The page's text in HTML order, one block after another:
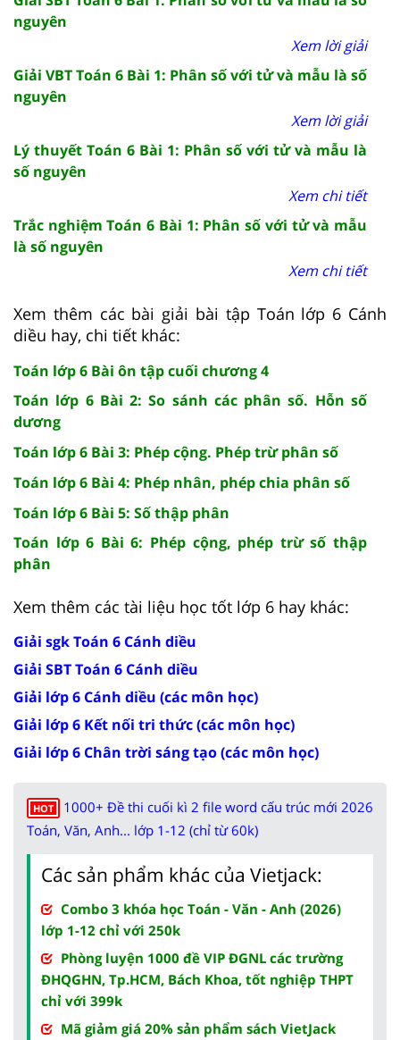
nguyên
Xem lời giải
Giải VBT Toán 6 Bài 1: Phân số với tử và mẫu là số
nguyên
Xem lời giải
Lý thuyết Toán 6 Bài 1: Phân số với tử và mẫu là
số nguyên
Xem chi tiết
Trắc nghiệm Toán 6 Bài 1: Phân số với tử và mẫu
là số nguyên
Xem chi tiết
Xem thêm các bài giải bài tập Toán lớp 6 Cánh
diều hay, chi tiết khác:
Toán lớp 6 Bài ôn tập cuối chương 4
Toán lớp 6 Bài 2: So sánh các phân số. Hỗn số
dương
Toán lớp 6 Bài 3: Phép cộng. Phép trừ phân số
Toán lớp 6 Bài 4: Phép nhân, phép chia phân số
Toán lớp 6 Bài 5: Số thập phân
Toán lớp 6 Bài 6: Phép cộng, phép trừ số thập
phân
Xem thêm các tài liệu học tốt lớp 6 hay khác:
Giải sgk Toán 6 Cánh diều
Giải SBT Toán 6 Cánh diều
Giải lớp 6 Cánh diều (các môn học)
Giải lớp 6 Kết nối tri thức (các môn học)
Giải lớp 6 Chân trời sáng tạo (các môn học)
HOT
1000+ Đề thi cuối kì 2 file word cấu trúc mới 2026
Toán, Văn, Anh... lớp 1-12 (chỉ từ 60k)
Các sản phẩm khác của Vietjack:
Combo 3 khóa học Toán - Văn - Anh (2026)
lớp 1-12 chỉ với 250k
Phòng luyện 1000 đề VIP ĐGNL các trường
ĐHQGHN, Tp.HCM, Bách Khoa, tốt nghiệp THPT
chỉ với 399k
Mã giảm giá 20% sản phẩm sách VietJack